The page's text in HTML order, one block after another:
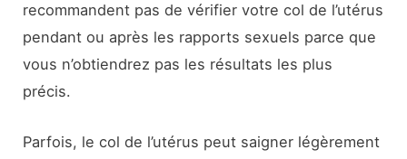
recommandent pas de vérifier votre col de l’utérus
pendant ou après les rapports sexuels parce que
vous n’obtiendrez pas les résultats les plus
précis.
Parfois, le col de l’utérus peut saigner légèrement